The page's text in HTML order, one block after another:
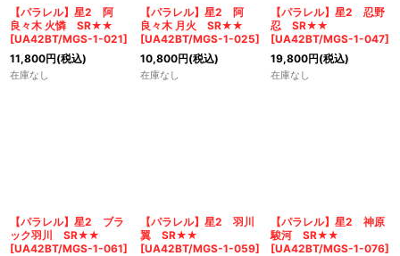
【パラレル】星2 阿
良々木 火憐 SR★★
[UA42BT/MGS-1-021]
11,800円(税込)
在庫なし
【パラレル】星2 阿
良々木 月火 SR★★
[UA42BT/MGS-1-025]
10,800円(税込)
在庫なし
【パラレル】星2 忍野
忍 SR★★
[UA42BT/MGS-1-047]
19,800円(税込)
在庫なし
【パラレル】星2 ブラ
ック羽川 SR★★
[UA42BT/MGS-1-061]
【パラレル】星2 羽川
翼 SR★★
[UA42BT/MGS-1-059]
【パラレル】星2 神原
駿河 SR★★
[UA42BT/MGS-1-076]